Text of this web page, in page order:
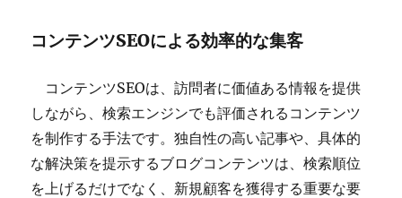
コンテンツSEOによる効率的な集客
コンテンツSEOは、訪問者に価値ある情報を提供
しながら、検索エンジンでも評価されるコンテンツ
を制作する手法です。独自性の高い記事や、具体的
な解決策を提示するブログコンテンツは、検索順位
を上げるだけでなく、新規顧客を獲得する重要な要